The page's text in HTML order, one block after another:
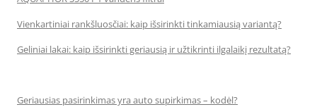
Vienkartiniai rankšluosčiai: kaip išsirinkti tinkamiausią variantą?
Geliniai lakai: kaip išsirinkti geriausią ir užtikrinti ilgalaikį rezultatą?
Geriausias pasirinkimas yra auto supirkimas – kodėl?